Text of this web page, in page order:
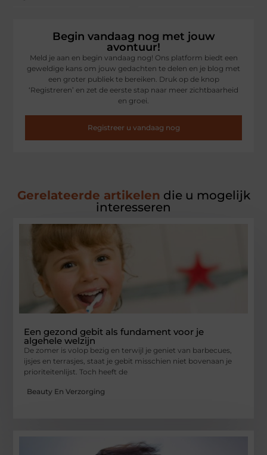
Begin vandaag nog met jouw
avontuur!
Meld je aan en begin vandaag nog! Ons platform biedt een
geweldige kans om jouw gedachten te delen en je blog met
een groter publiek te bereiken. Druk op de knop
‘Registreren’ en zet de eerste stap naar meer zichtbaarheid
en groei.
Registreer u vandaag nog
Gerelateerde artikelen die u mogelijk
interesseren
Een gezond gebit als fundament voor je
algehele welzijn
De zomer is volop bezig en terwijl je geniet van barbecues,
ijsjes en terrasjes, staat je gebit misschien niet bovenaan je
prioriteitenlijst. Toch heeft de
Beauty En Verzorging